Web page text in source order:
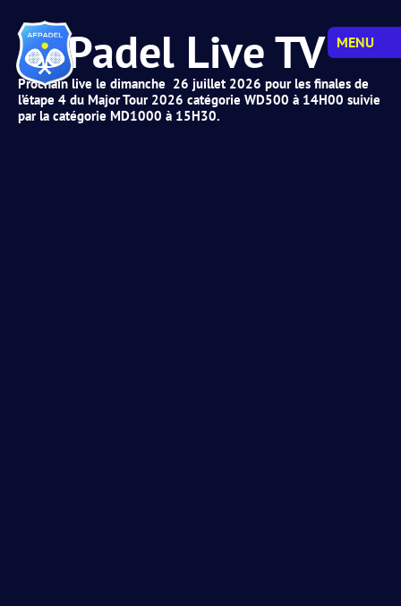
MENU
AFPadel Live TV
Prochain live le dimanche 26 juillet 2026 pour les finales de
l’étape 4 du Major Tour 2026 catégorie WD500 à 14H00 suivie
par la catégorie MD1000 à 15H30.